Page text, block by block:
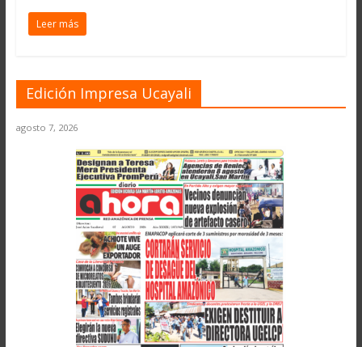
Leer más
Edición Impresa Ucayali
agosto 7, 2026